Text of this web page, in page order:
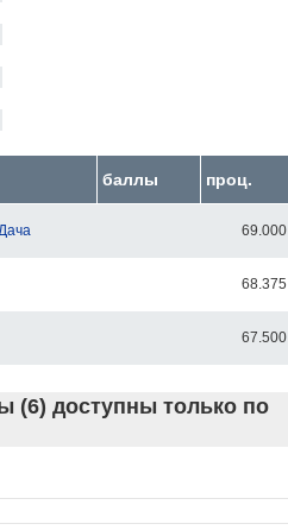
баллы проц.
69.000
68.375
67.500
(6) доступны только по